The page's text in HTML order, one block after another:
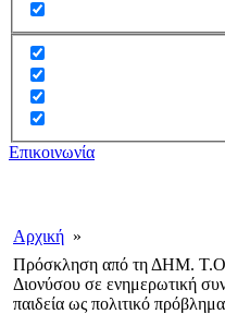
Επικοινωνία
Αρχική »
Πρόσκληση από τη ΔΗΜ.
Διονύσου σε ενημερωτική
παιδεία ως πολιτικό